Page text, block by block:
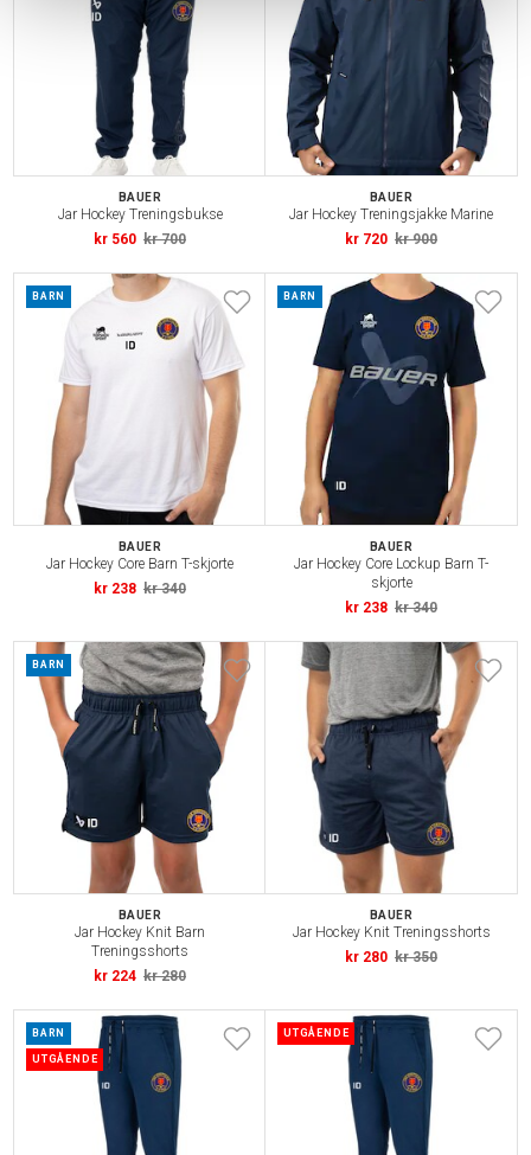
BAUER
Jar Hockey Treningsbukse
kr 560 kr 700
BAUER
Jar Hockey Treningsjakke Marine
kr 720 kr 900
BARN
BAUER
Jar Hockey Core Barn T-skjorte
kr 238 kr 340
BARN
BAUER
Jar Hockey Core Lockup Barn T-
skjorte
kr 238 kr 340
BARN
BAUER
Jar Hockey Knit Barn
Treningsshorts
kr 224 kr 280
BAUER
Jar Hockey Knit Treningsshorts
kr 280 kr 350
BARN
UTGÅENDE
UTGÅENDE